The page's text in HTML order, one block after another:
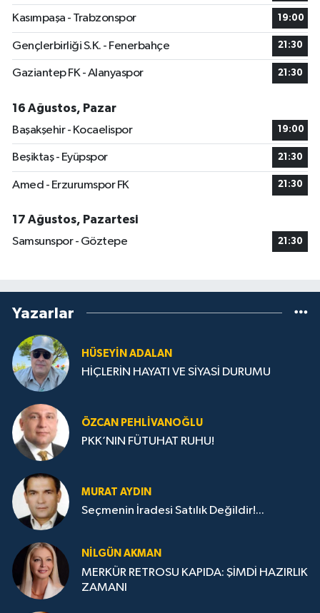
Kasımpaşa - Trabzonspor 19:00
Gençlerbirliği S.K. - Fenerbahçe 21:30
Gaziantep FK - Alanyaspor 21:30
16 Ağustos, Pazar
Başakşehir - Kocaelispor
19:00
Beşiktaş - Eyüpspor 21:30
Amed - Erzurumspor FK 21:30
17 Ağustos, Pazartesi
Samsunspor - Göztepe
21:30
Yazarlar
HÜSEYIN ADALAN
HİÇLERİN HAYATI VE SİYASİ DURUMU
ÖZCAN PEHLIVANOĞLU
PKK’NIN FÜTUHAT RUHU!
MURAT AYDIN
Seçmenin İradesi Satılık Değildir!...
NILGÜN AKMAN
MERKÜR RETROSU KAPIDA: ŞİMDİ HAZIRLIK
ZAMANI